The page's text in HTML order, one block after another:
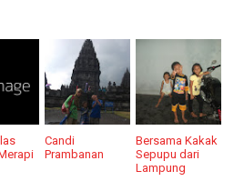
Candi
Prambanan
Bersama Kakak
Sepupu dari
Lampung